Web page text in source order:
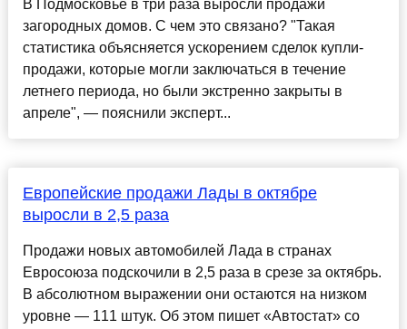
В Подмосковье в три раза выросли продажи
загородных домов. С чем это связано? "Такая
статистика объясняется ускорением сделок купли-
продажи, которые могли заключаться в течение
летнего периода, но были экстренно закрыты в
апреле", — пояснили эксперт...
Европейские продажи Лады в октябре
выросли в 2,5 раза
Продажи новых автомобилей Лада в странах
Евросоюза подскочили в 2,5 раза в срезе за октябрь.
В абсолютном выражении они остаются на низком
уровне — 111 штук. Об этом пишет «Автостат» со